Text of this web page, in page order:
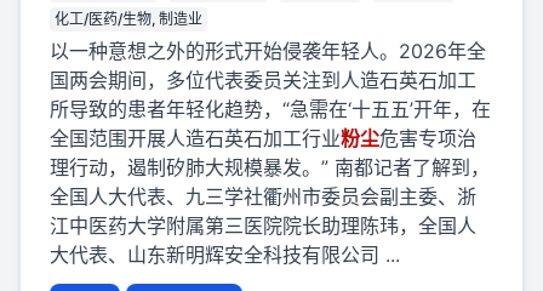
化工/医药/生物, 制造业
以一种意想之外的形式开始侵袭年轻人。2026年全
国两会期间，多位代表委员关注到人造石英石加工
所导致的患者年轻化趋势，“急需在‘十五五’开年，在
全国范围开展人造石英石加工行业粉尘危害专项治
理行动，遏制矽肺大规模暴发。” 南都记者了解到，
全国人大代表、九三学社衢州市委员会副主委、浙
江中医药大学附属第三医院院长助理陈玮，全国人
大代表、山东新明辉安全科技有限公司 ...